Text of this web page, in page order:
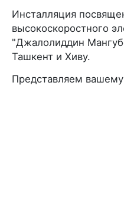
Инсталляция
высокоскоростного
"Джалолиддин
Ташкент и Хиву.
Представляем